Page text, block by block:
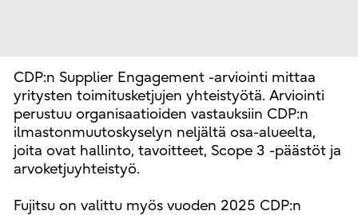
CDP:n Supplier Engagement -arviointi mittaa
yritysten toimitusketjujen yhteistyötä. Arviointi
perustuu organisaatioiden vastauksiin CDP:n
ilmastonmuutoskyselyn neljältä osa-alueelta,
joita ovat hallinto, tavoitteet, Scope 3 -päästöt ja
arvoketjuyhteistyö.
Fujitsu on valittu myös vuoden 2025 CDP:n